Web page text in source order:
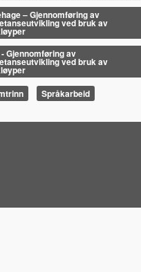
– Gjennomføring av
ved bruk av
Gjennomføring av
ved bruk av
Språkarbeid